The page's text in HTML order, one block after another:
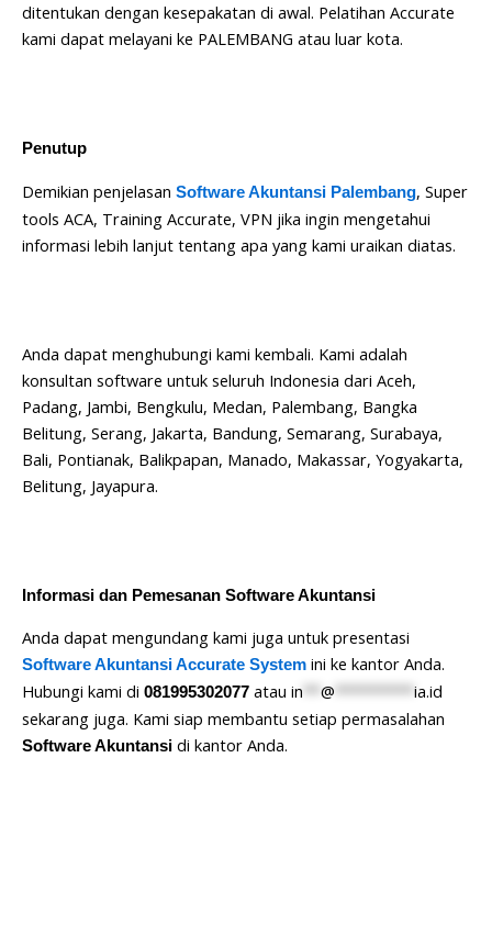
ditentukan dengan kesepakatan di awal. Pelatihan Accurate
kami dapat melayani ke PALEMBANG atau luar kota.
Penutup
Demikian penjelasan Software Akuntansi Palembang, Super
tools ACA, Training Accurate, VPN jika ingin mengetahui
informasi lebih lanjut tentang apa yang kami uraikan diatas.
Anda dapat menghubungi kami kembali. Kami adalah
konsultan software untuk seluruh Indonesia dari Aceh,
Padang, Jambi, Bengkulu, Medan, Palembang, Bangka
Belitung, Serang, Jakarta, Bandung, Semarang, Surabaya,
Bali, Pontianak, Balikpapan, Manado, Makassar, Yogyakarta,
Belitung, Jayapura.
Informasi dan Pemesanan Software Akuntansi
Anda dapat mengundang kami juga untuk presentasi
Software Akuntansi Accurate System ini ke kantor Anda.
Hubungi kami di 081995302077 atau in ** @ ********* ia.id
sekarang juga. Kami siap membantu setiap permasalahan
Software Akuntansi di kantor Anda.